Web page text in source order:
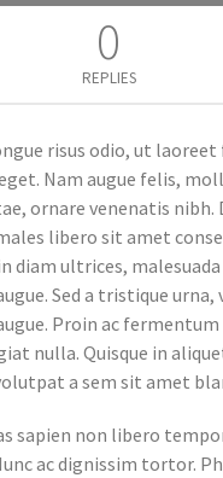
0
REPLIES
risus odio, ut laoreet
Nam augue felis,
ornare venenatis nibh.
libero sit amet
diam ultrices,
Sed a tristique urna,
Proin ac
nulla. Quisque in
a sem sit amet
sapien non libero
ac dignissim tortor.